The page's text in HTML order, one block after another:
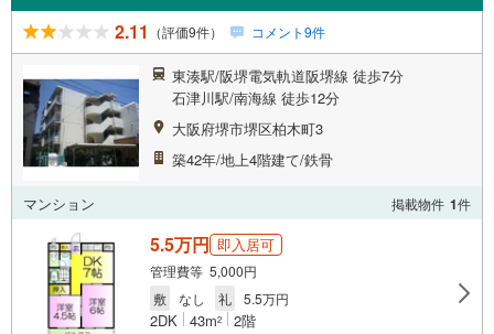
2.11 （評価9件） コメント9件
東湊駅/阪堺電気軌道阪堺線 徒歩7分
石津川駅/南海線 徒歩12分
大阪府堺市堺区柏木町3
築42年/地上4階建て/鉄骨
マンション 掲載物件 1件
5.5万円 即入居可
管理費等 5,000円
敷
なし 礼 5.5万円
2DK 43m2 2階